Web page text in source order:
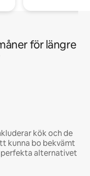
för längre
kök och de
kunna bo bekvämt
perfekta alternativet